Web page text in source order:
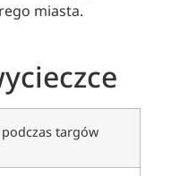
miasta.
targów